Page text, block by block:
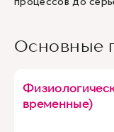
Основные
временные)